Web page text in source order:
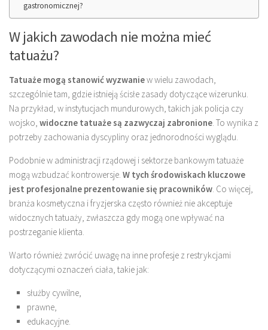
gastronomicznej?
W jakich zawodach nie można mieć
tatuażu?
Tatuaże mogą stanowić wyzwaniew wielu zawodach,
szczególnie tam, gdzie istnieją ścisłe zasady dotyczące wizerunku.
Na przykład, w instytucjach mundurowych, takich jak policja czy
wojsko, widoczne tatuaże są zazwyczaj zabronione. To wynika z
potrzeby zachowania dyscypliny oraz jednorodności wyglądu.
Podobnie w administracji rządowej i sektorze bankowym tatuaże
mogą wzbudzać kontrowersje. W tych środowiskach kluczowe
jest profesjonalne prezentowanie się pracowników. Co więcej,
branża kosmetyczna i fryzjerska często również nie akceptuje
widocznych tatuaży, zwłaszcza gdy mogą one wpływać na
postrzeganie klienta.
Warto również zwrócić uwagę na inne profesje z restrykcjami
dotyczącymi oznaczeń ciała, takie jak:
służby cywilne,
prawne,
edukacyjne.